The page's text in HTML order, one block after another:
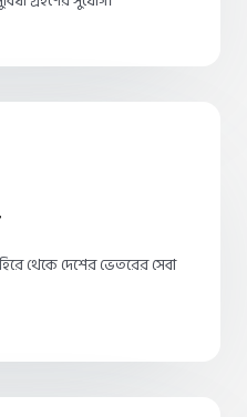
থেকে দেশের ভেতরের সেবা